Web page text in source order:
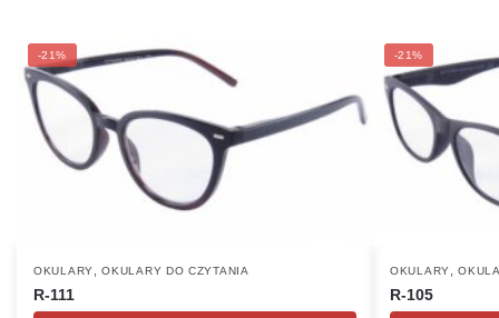
-21%
OKULARY ,OKULARY DO CZYTANIA
R-111
-21%
OKULARY ,
R-105